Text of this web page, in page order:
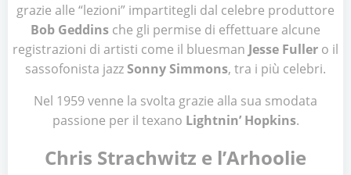
grazie alle “lezioni” impartitegli dal celebre produttore
Bob Geddins che gli permise di effettuare alcune
registrazioni di artisti come il bluesman Jesse Fuller o il
sassofonista jazzSonny Simmons, tra i più celebri.
Nel 1959 venne la svolta grazie alla sua smodata
passione per il texano Lightnin’ Hopkins.
Chris Strachwitz e l’Arhoolie